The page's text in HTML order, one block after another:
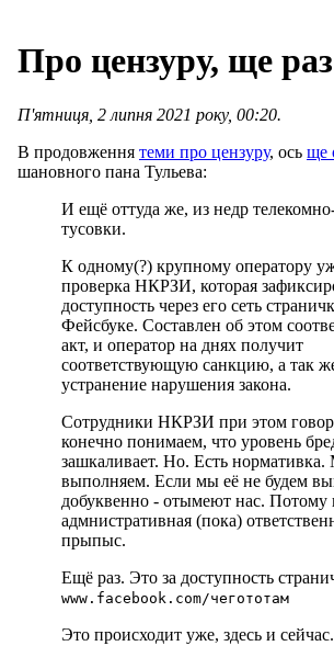
Про цензуру, ще раз
П'ятниця, 2 липня 2021 року, 00:20.
В продовження теми про цензуру, ось ще
шановного пана Тульева:
И ещё оттуда же, из недр
тусовки.
К одному(?) крупному оператору
проверка НКРЗИ, которая
доступность через его сеть
Фейсбуке. Составлен об этом
акт, и оператор на днях получит
соответствующую санкцию, а так
устранение нарушения закона.
Сотрудники НКРЗИ при этом
конечно понимаем, что уровень
зашкаливает. Но. Есть
выполняем. Если мы её не будем
добуквенно - отымеют нас. Потому
адмнистративная (пока)
прыпыс.
Ещё раз. Это за доступность
www.facebook.com/чегототам
Это происходит уже, здесь и сейчас.